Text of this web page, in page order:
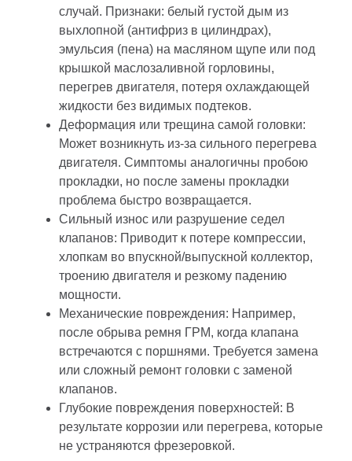
случай. Признаки: белый густой дым из
выхлопной (антифриз в цилиндрах),
эмульсия (пена) на масляном щупе или под
крышкой маслозаливной горловины,
перегрев двигателя, потеря охлаждающей
жидкости без видимых подтеков.
Деформация или трещина самой головки:
Может возникнуть из-за сильного перегрева
двигателя. Симптомы аналогичны пробою
прокладки, но после замены прокладки
проблема быстро возвращается.
Сильный износ или разрушение седел
клапанов: Приводит к потере компрессии,
хлопкам во впускной/выпускной коллектор,
троению двигателя и резкому падению
мощности.
Механические повреждения: Например,
после обрыва ремня ГРМ, когда клапана
встречаются с поршнями. Требуется замена
или сложный ремонт головки с заменой
клапанов.
Глубокие повреждения поверхностей: В
результате коррозии или перегрева, которые
не устраняются фрезеровкой.